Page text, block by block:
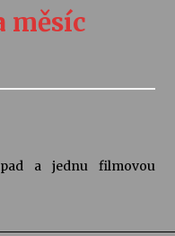
měsíc
a jednu filmovou